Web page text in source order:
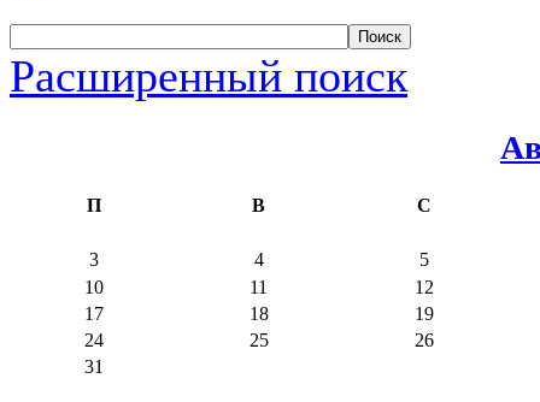
Расширенный поиск
П В С
3 4
5
10
11
12
17
18
19
24
25
26
31